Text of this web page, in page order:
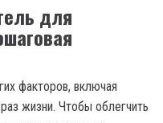
для
факторов, включая
жизни. Чтобы облегчить